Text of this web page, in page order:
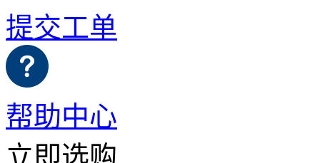
提交工单
帮助中心
立即选购